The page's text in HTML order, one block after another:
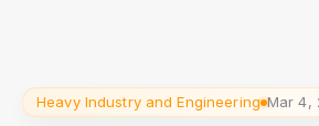
Heavy Industry and Engineering Mar 4,